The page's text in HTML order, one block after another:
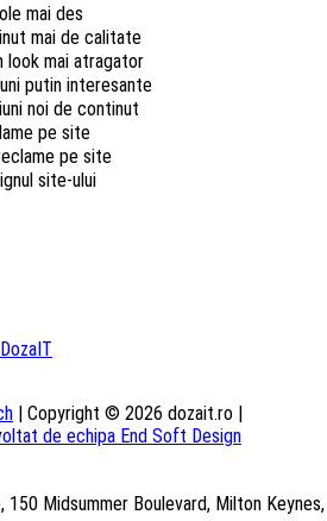
mai des
mai de calitate
look mai atragator
putin interesante
noi de continut
pe site
pe site
site-ului
| Copyright © 2026 dozait.ro |
de echipa End Soft Design
150 Midsummer Boulevard, Milton